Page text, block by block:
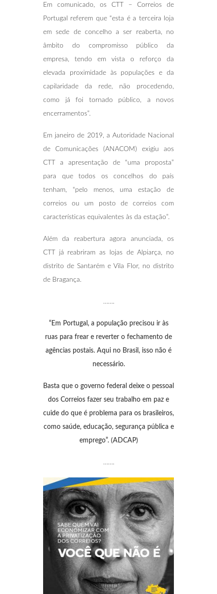
Em comunicado, os CTT – Correios de
Portugal referem que “esta é a terceira loja
em sede de concelho a ser reaberta, no
âmbito do compromisso público da
empresa, tendo em vista o reforço da
elevada proximidade às populações e da
capilaridade da rede, não procedendo,
como já foi tornado público, a novos
encerramentos”.
Em janeiro de 2019, a Autoridade Nacional
de Comunicações (ANACOM) exigiu aos
CTT a apresentação de “uma proposta”
para que todos os concelhos do país
tenham, “pelo menos, uma estação de
correios ou um posto de correios com
características equivalentes às da estação”.
Além da reabertura agora anunciada, os
CTT já reabriram as lojas de Alpiarça, no
distrito de Santarém e Vila Flor, no distrito
de Bragança.
…….
“Em Portugal, a população precisou ir às
ruas para frear e reverter o fechamento de
agências postais. Aqui no Brasil, isso não é
necessário.
Basta que o governo federal deixe o pessoal
dos Correios fazer seu trabalho em paz e
cuide do que é problema para os brasileiros,
como saúde, educação, segurança pública e
emprego”. (ADCAP)
…….